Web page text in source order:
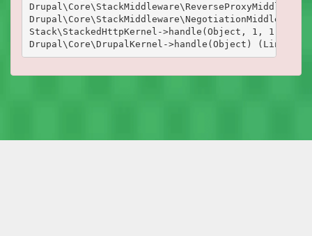
Stack\StackedHttpKernel->handle(Object, 1, 1)